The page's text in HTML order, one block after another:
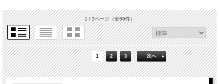
1 / 3ページ（全59件）
1 2 3 次へ